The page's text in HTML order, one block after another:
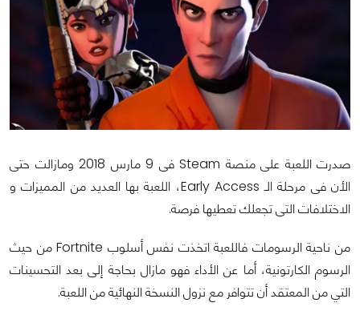
صدرت اللعبة على منصة Steam فى 9 مارس 2018 ومازالت حتى
الأن فى مرحلة الـ Early Access، اللعبة بها العديد من المميزات و
الاختلافات التى تجعلك تعطيها فرصة.
من ناحية الرسومات فاللعبة اتخذت نفس أسلوب Fortnite من حيث
الرسوم الكارتونية، أما عن الأداء فهو مازال بحاجة إلى بعد التحسينات
التي من المعتقد أن تتوافر مع نزول النسخة النهائية من اللعبة.